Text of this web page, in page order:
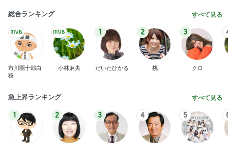
総合ランキング すべて見る
市川團十郎白
猿
小林麻央
1
だいたひかる
2
桃
3
クロ
急上昇ランキング すべて見る
1 2 3 4 5